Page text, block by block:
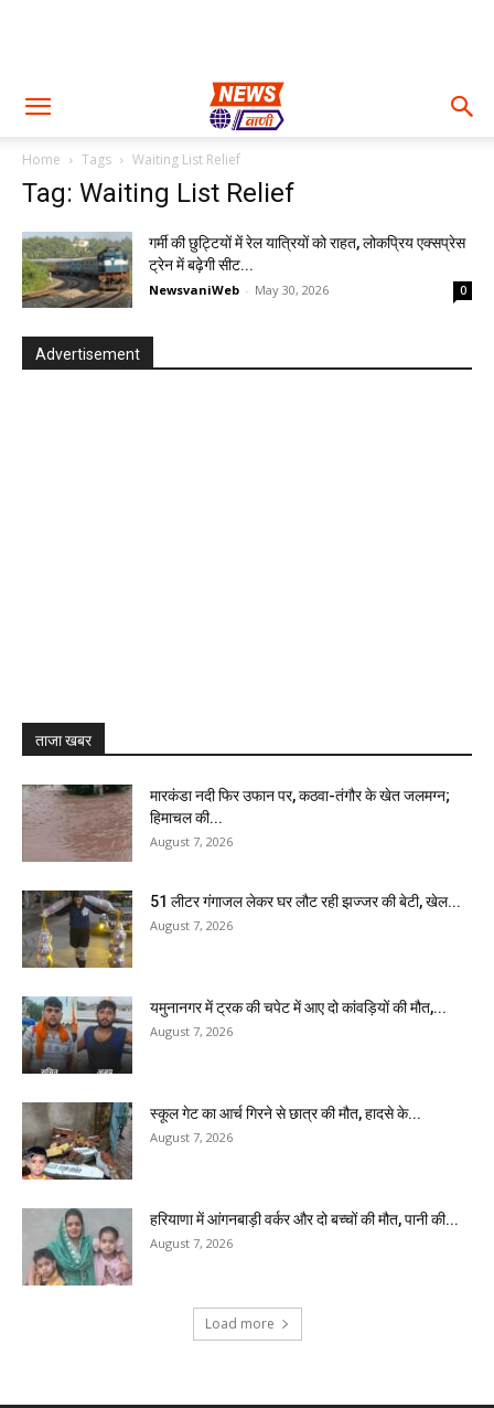
Home Tags Waiting List Relief
Tag: Waiting List Relief
गर्मी की छुट्टियों में रेल यात्रियों को राहत, लोकप्रिय एक्सप्रेस
ट्रेन में बढ़ेगी सीट...
NewsvaniWeb - May 30, 2026 0
Advertisement
ताजा खबर
मारकंडा नदी फिर उफान पर, कठवा-तंगौर के खेत जलमग्न;
हिमाचल की...
August 7, 2026
51 लीटर गंगाजल लेकर घर लौट रही झज्जर की बेटी, खेल...
August 7, 2026
यमुनानगर में ट्रक की चपेट में आए दो कांवड़ियों की मौत,...
August 7, 2026
स्कूल गेट का आर्च गिरने से छात्र की मौत, हादसे के...
August 7, 2026
हरियाणा में आंगनबाड़ी वर्कर और दो बच्चों की मौत, पानी की...
August 7, 2026
Load more